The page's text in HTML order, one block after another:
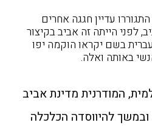
עדיין חגגה אחרים
לפני הייתה זה אביב בקיצור
בשם יקראו הוקמה יפו
באותה ואלה.
המודרנית מדינת אביב
להיווסדה הכלכלה